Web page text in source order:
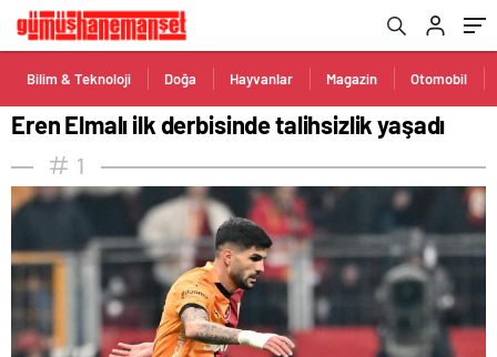
Bilim & Teknoloji Doğa Hayvanlar Magazin Otomobil
Eren Elmalı ilk derbisinde talihsizlik yaşadı
1